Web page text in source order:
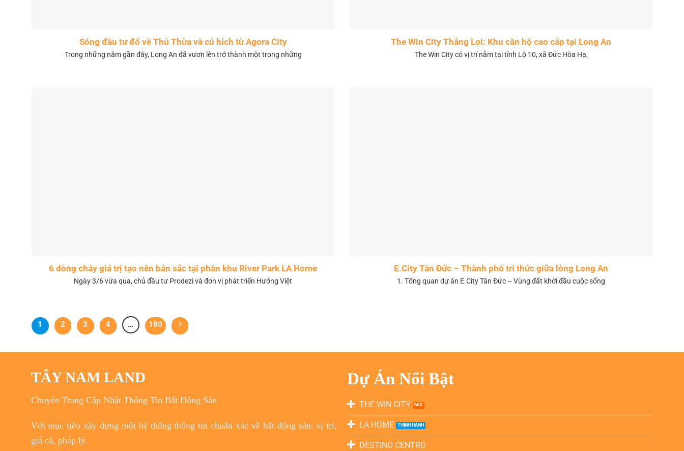
Sóng đầu tư đổ về Thủ Thừa và cú hích từ Agora City
Trong những năm gần đây, Long An đã vươn lên trở thành một trong những
The Win City Thắng Lợi: Khu căn hộ cao cấp tại Long An
The Win City có vị trí nằm tại tỉnh Lộ 10, xã Đức Hòa Hạ,
6 dòng chảy giá trị tạo nên bản sắc tại phân khu River Park LA Home
Ngày 3/6 vừa qua, chủ đầu tư Prodezi và đơn vị phát triển Hướng Việt
E.City Tân Đức – Thành phố tri thức giữa lòng Long An
1. Tổng quan dự án E.City Tân Đức – Vùng đất khởi đầu cuộc sống
1 2 3 4 … 180
TÂY NAM LAND
Chuyên Trang Cập Nhật Thông Tin Bất Động Sản
Vớimục tiêu xây dựng một hệ thống thông tin chuẩn xác về bất động sản: vị trí,
giá cả, pháp lý.
Dự Án Nổi Bật
THE WIN CITY
LA HOME
DESTINO CENTRO